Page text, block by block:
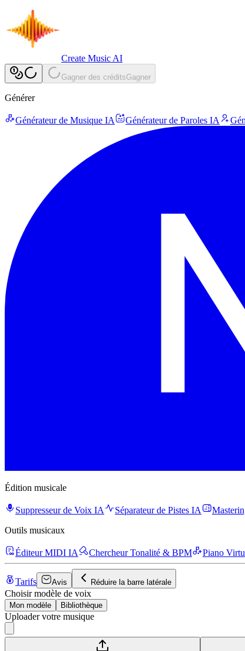
Create Music AI
Gagner des créditsGagner
Générer
Générateur de Musique IA Générateur de Paroles IA
Édition musicale
Suppresseur de Voix IA Séparateur de Pistes IA
Outils musicaux
Éditeur MIDI IA Chercheur Tonalité & BPM Piano
Tarifs Avis Réduire la barre latérale
Choisir modèle de voix
Mon modèle Bibliothèque
Uploader votre musique